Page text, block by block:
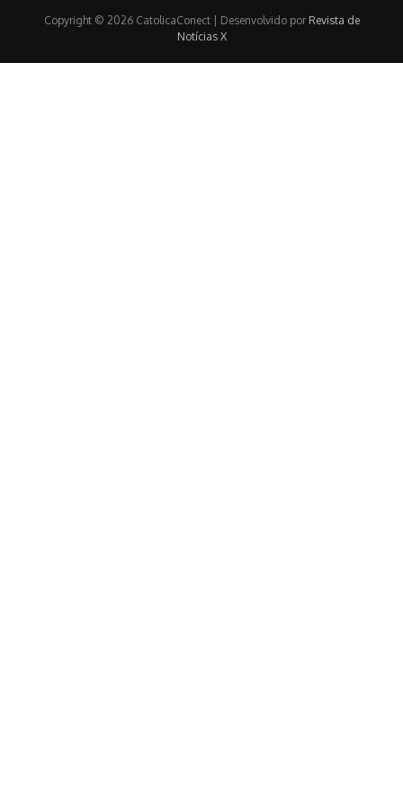
Copyright © 2026 CatolicaConect | Desenvolvido por Revista de
Notícias X